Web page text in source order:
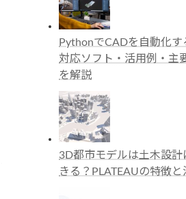
PythonでCADを自動化す
対応ソフト・活用例・主
を解説
3D都市モデルは土木設計
きる？PLATEAUの特徴